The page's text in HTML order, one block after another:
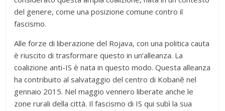
del genere, come una posizione comune contro il
fascismo.
Alle forze di liberazione del Rojava, con una politica cauta
è riuscito di trasformare questo in un‘alleanza. La
coalizione anti-IS è nata in questo modo. Questa alleanza
ha contribuito al salvataggio del centro di Kobanê nel
gennaio 2015. Nel maggio vennero liberate anche le
zone rurali della città. Il fascismo di IS qui subì la sua